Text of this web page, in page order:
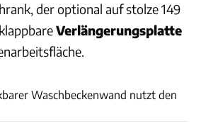
der optional auf stolze 149
Verlängerungsplatte
Waschbeckenwand nutzt den